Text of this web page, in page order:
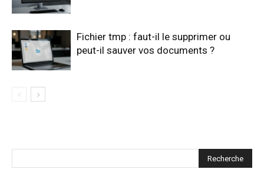
Fichier tmp : faut-il le supprimer ou
peut-il sauver vos documents ?